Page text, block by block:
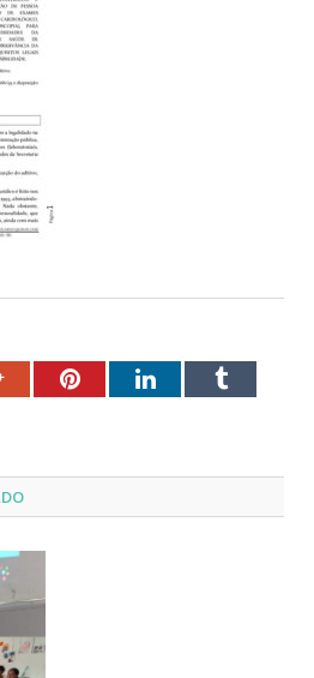
Google+PinterestLinkedInTumblr